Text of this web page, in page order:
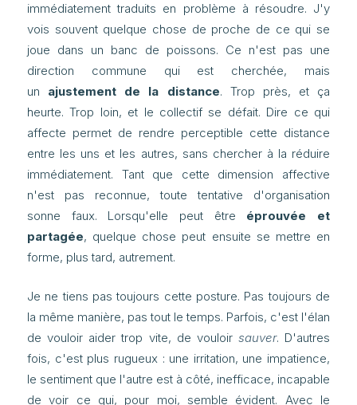
immédiatement traduits en problème à résoudre. J'y
vois souvent quelque chose de proche de ce qui se
joue dans un banc de poissons. Ce n'est pas une
direction commune qui est cherchée, mais
un ajustement de la distance. Trop près, et ça
heurte. Trop loin, et le collectif se défait. Dire ce qui
affecte permet de rendre perceptible cette distance
entre les uns et les autres, sans chercher à la réduire
immédiatement. Tant que cette dimension affective
n'est pas reconnue, toute tentative d'organisation
sonne faux. Lorsqu'elle peut être éprouvée et
partagée, quelque chose peut ensuite se mettre en
forme, plus tard, autrement.
Je ne tiens pas toujours cette posture. Pas toujours de
la même manière, pas tout le temps. Parfois, c'est l'élan
de vouloir aider trop vite, de vouloir sauver. D'autres
fois, c'est plus rugueux : une irritation, une impatience,
le sentiment que l'autre est à côté, inefficace, incapable
de voir ce qui, pour moi, semble évident. Avec le